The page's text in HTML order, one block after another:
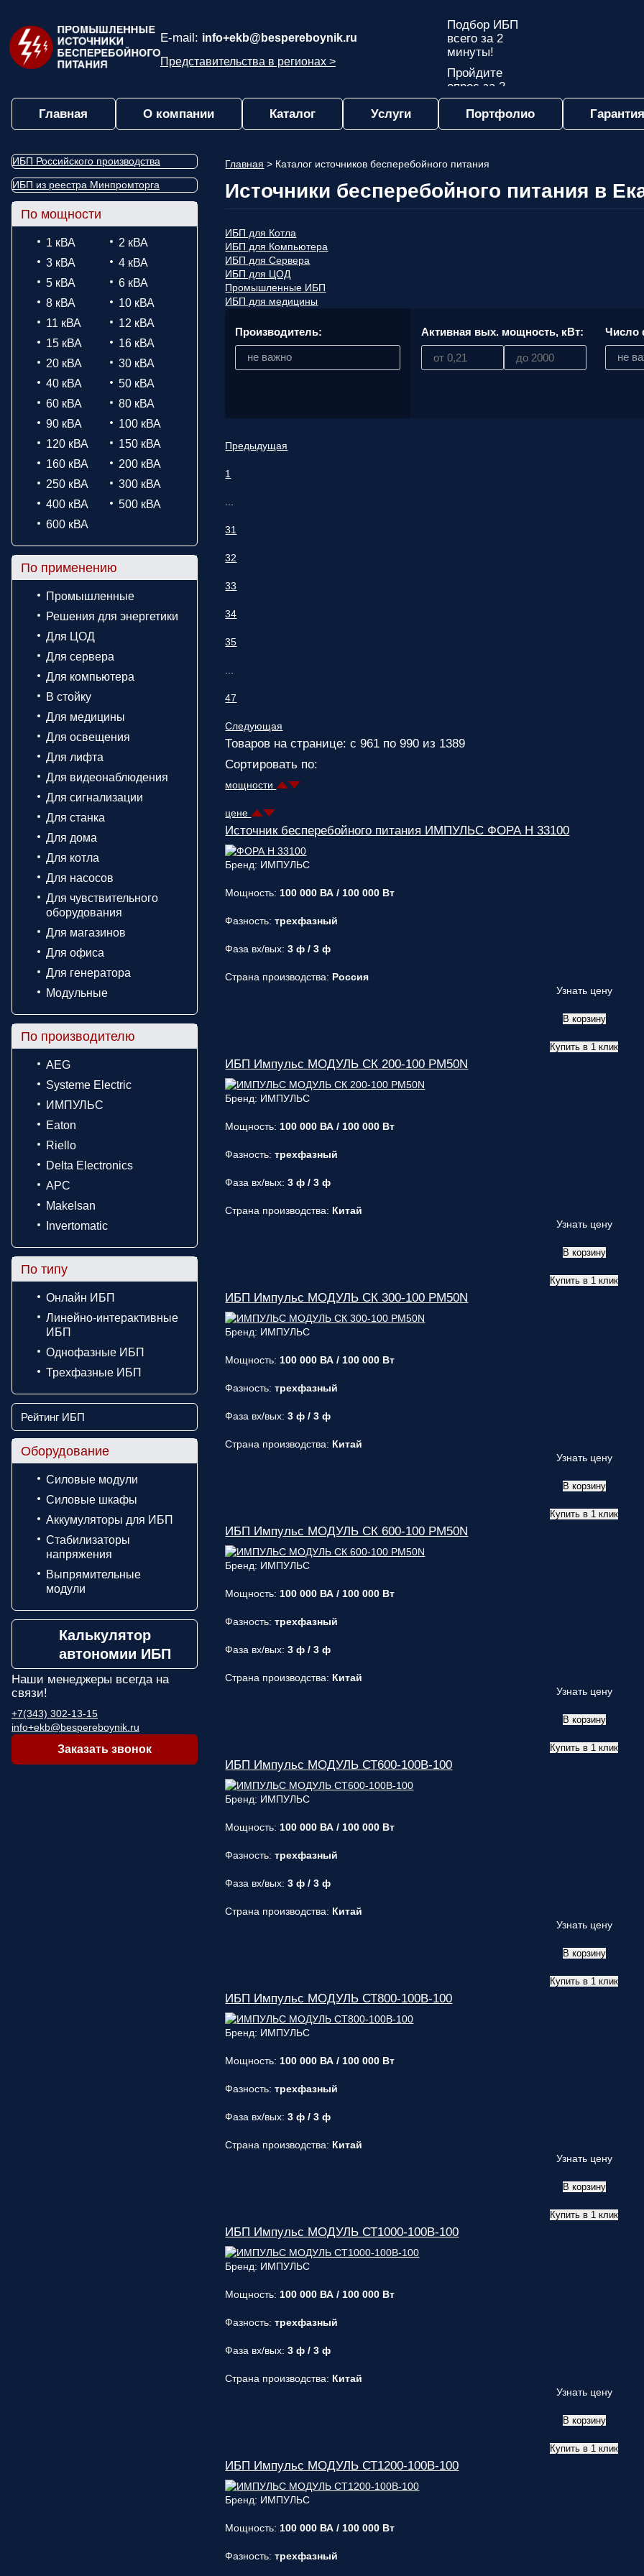
E-mail: info+ekb@bespereboynik.ru
Представительства в регионах >
Главная О компании Каталог Услуги Портфолио
ИБП Российского производства
ИБП из реестра Минпромторга
По мощности
1 кВА
2 кВА
3 кВА
4 кВА
5 кВА
6 кВА
8 кВА
10 кВА
11 кВА
12 кВА
15 кВА
16 кВА
20 кВА
30 кВА
40 кВА
50 кВА
60 кВА
80 кВА
90 кВА
100 кВА
120 кВА
150 кВА
160 кВА
200 кВА
250 кВА
300 кВА
400 кВА
500 кВА
600 кВА
По применению
Промышленные
Решения для энергетики
Для ЦОД
Для сервера
Для компьютера
В стойку
Для медицины
Для освещения
Для лифта
Для видеонаблюдения
Для сигнализации
Для станка
Для дома
Для котла
Для насосов
Для чувствительного
оборудования
Для магазинов
Для офиса
Для генератора
Модульные
По производителю
AEG
Systeme Electric
ИМПУЛЬС
Eaton
Riello
Delta Electronics
APC
Makelsan
Invertomatic
По типу
Онлайн ИБП
Линейно-интерактивные
ИБП
Однофазные ИБП
Трехфазные ИБП
Рейтинг ИБП
Оборудование
Силовые модули
Силовые шкафы
Аккумуляторы для ИБП
Стабилизаторы
напряжения
Выпрямительные
модули
Калькулятор
автономии ИБП
Наши менеджеры всегда на
связи!
+7(343) 302-13-15
info+ekb@bespereboynik.ru
Заказать звонок
Главная > Каталог источников бесперебойного питания
Источники бесперебойного питания в
ИБП для Котла
ИБП для Компьютера
ИБП для Сервера
ИБП для ЦОД
Промышленные ИБП
ИБП для медицины
Производитель:
не важно
Активная вых. мощность, кВт: Число
не
Предыдущая
1
31
32
33
34
35
47
Следующая
Товаров на странице: с 961 по 990 из 1389
Сортировать по:
мощности
цене
Источник бесперебойного питания ИМПУЛЬС ФОРА Н 33100
Бренд: ИМПУЛЬС
Мощность: 100 000 ВА / 100 000 Вт
Фазность:трехфазный
Фаза вх/вых:3 ф / 3 ф
Страна производства: Россия
Узнать цену
В корзину
Купить в 1 клик
ИБП Импульс МОДУЛЬ СК 200-100 PM50N
Бренд: ИМПУЛЬС
Мощность: 100 000 ВА / 100 000 Вт
Фазность:трехфазный
Фаза вх/вых:3 ф / 3 ф
Страна производства: Китай
Узнать цену
В корзину
Купить в 1 клик
ИБП Импульс МОДУЛЬ СК 300-100 PM50N
Бренд: ИМПУЛЬС
Мощность: 100 000 ВА / 100 000 Вт
Фазность:трехфазный
Фаза вх/вых:3 ф / 3 ф
Страна производства: Китай
Узнать цену
В корзину
Купить в 1 клик
ИБП Импульс МОДУЛЬ СК 600-100 PM50N
Бренд: ИМПУЛЬС
Мощность: 100 000 ВА / 100 000 Вт
Фазность:трехфазный
Фаза вх/вых:3 ф / 3 ф
Страна производства: Китай
Узнать цену
В корзину
Купить в 1 клик
ИБП Импульс МОДУЛЬ СТ600-100В-100
Бренд: ИМПУЛЬС
Мощность: 100 000 ВА / 100 000 Вт
Фазность:трехфазный
Фаза вх/вых:3 ф / 3 ф
Страна производства: Китай
Узнать цену
В корзину
Купить в 1 клик
ИБП Импульс МОДУЛЬ СТ800-100В-100
Бренд: ИМПУЛЬС
Мощность: 100 000 ВА / 100 000 Вт
Фазность:трехфазный
Фаза вх/вых:3 ф / 3 ф
Страна производства: Китай
Узнать цену
В корзину
Купить в 1 клик
ИБП Импульс МОДУЛЬ СТ1000-100В-100
Бренд: ИМПУЛЬС
Мощность: 100 000 ВА / 100 000 Вт
Фазность:трехфазный
Фаза вх/вых:3 ф / 3 ф
Страна производства: Китай
Узнать цену
В корзину
Купить в 1 клик
ИБП Импульс МОДУЛЬ СТ1200-100В-100
Бренд: ИМПУЛЬС
Мощность: 100 000 ВА / 100 000 Вт
Фазность:трехфазный
Подбор ИБП
всего за 2
минуты!
Пройдите
опрос за 2
минуты
и узнайте,
какой ИБП
именно вам!
Пройдите
опрос и вы
Персональную
фаз:
Далее >><<